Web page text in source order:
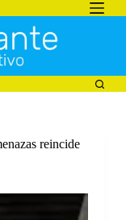
reincide